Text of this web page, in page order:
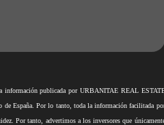
información publicada por URBANITAE REAL
España. Por lo tanto, toda la información facilitada
Por tanto, advertimos a los inversores que